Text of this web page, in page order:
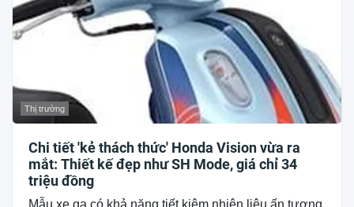
Thị trường
Chi tiết 'kẻ thách thức' Honda Vision vừa ra
mắt: Thiết kế đẹp như SH Mode, giá chỉ 34
triệu đồng
Mẫu xe ga có khả năng tiết kiệm nhiên liệu ấn tượng,